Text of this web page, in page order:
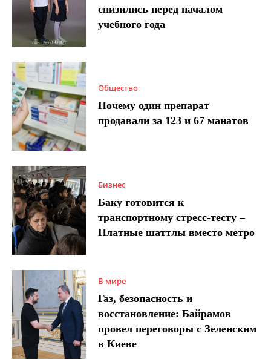
снизились перед началом
учебного года
Общество
Почему один препарат
продавали за 123 и 67 манатов
Бизнес
Баку готовится к
транспортному стресс-тесту –
Платные шаттлы вместо метро
В мире
Газ, безопасность и
восстановление: Байрамов
провел переговоры с Зеленским
в Киеве